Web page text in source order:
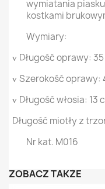
wymiatania
kostkami
Wymiary:
v Długość oprawy:
v Szerokość oprawy:
v Długość włosia: 13
Długość miotły z
Nr kat. M016
ZOBACZ TAKŻE